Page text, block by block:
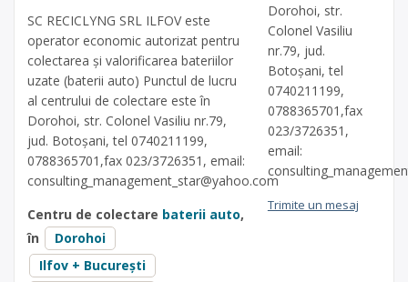
SC RECICLYNG SRL ILFOV este
operator economic autorizat pentru
colectarea și valorificarea bateriilor
uzate (baterii auto) Punctul de lucru
al centrului de colectare este în
Dorohoi, str. Colonel Vasiliu nr.79,
jud. Botoşani, tel 0740211199,
0788365701,fax 023/3726351, email:
consulting_management_star@yahoo.com
Centru de colectare baterii auto,
în
Dorohoi
Ilfov + București
Dorohoi, str.
Colonel Vasiliu
nr.79, jud.
Botoşani, tel
0740211199,
0788365701,fax
023/3726351,
email:
Trimite un mesaj